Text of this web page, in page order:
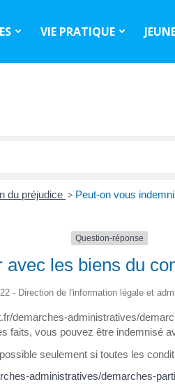
VIE PRATIQUE
du préjudice > Peut-on vous
Question-réponse
les biens du
- Direction de l'information légale et
demarches-administratives/
faits, vous pouvez être indemnisé
seulement si toutes les
administratives/demarches-